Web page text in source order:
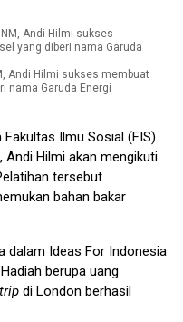
Andi Hilmi sukses membuat
nama Garuda Energi
Ilmu Sosial (FIS)
Andi Hilmi akan mengikuti
tersebut
bahan bakar
dalam Ideas For Indonesia
berupa uang
di London berhasil